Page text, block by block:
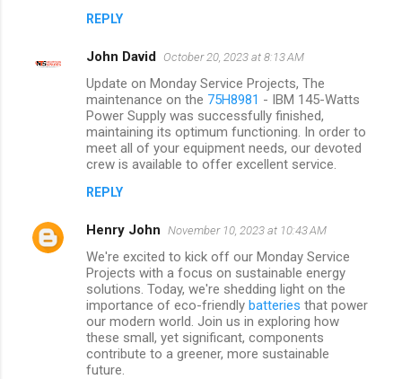
REPLY
John David October 20, 2023 at 8:13 AM
Update on Monday Service Projects, The
maintenance on the 75H8981 - IBM 145-Watts
Power Supply was successfully finished,
maintaining its optimum functioning. In order to
meet all of your equipment needs, our devoted
crew is available to offer excellent service.
REPLY
Henry John November 10, 2023 at 10:43 AM
We're excited to kick off our Monday Service
Projects with a focus on sustainable energy
solutions. Today, we're shedding light on the
importance of eco-friendly batteries that power
our modern world. Join us in exploring how
these small, yet significant, components
contribute to a greener, more sustainable
future.